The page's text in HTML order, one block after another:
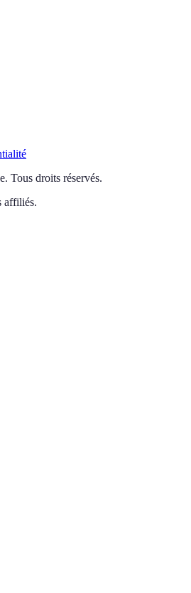
. Tous droits réservés.
affiliés.